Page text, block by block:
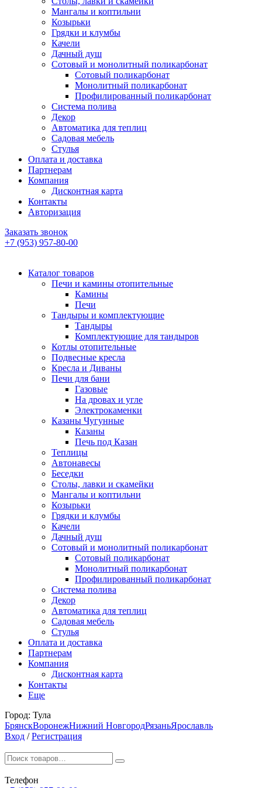
Мангалы и коптильни
Козырьки
Грядки и клумбы
Качели
Дачный душ
Сотовый и монолитный поликарбонат
Сотовый поликарбонат
Монолитный поликарбонат
Профилированный поликарбонат
Система полива
Декор
Автоматика для теплиц
Садовая мебель
Стулья
Оплата и доставка
Партнерам
Компания
Дисконтная карта
Контакты
Авторизация
Заказать звонок
+7 (953) 957-80-00
Каталог товаров
Печи и камины отопительные
Камины
Печи
Тандыры и комплектующие
Тандыры
Комплектующие для тандыров
Котлы отопительные
Подвесные кресла
Кресла и Диваны
Печи для бани
Газовые
На дровах и угле
Электрокаменки
Казаны Чугунные
Казаны
Печь под Казан
Теплицы
Автонавесы
Беседки
Столы, лавки и скамейки
Мангалы и коптильни
Козырьки
Грядки и клумбы
Качели
Дачный душ
Сотовый и монолитный поликарбонат
Сотовый поликарбонат
Монолитный поликарбонат
Профилированный поликарбонат
Система полива
Декор
Автоматика для теплиц
Садовая мебель
Стулья
Оплата и доставка
Партнерам
Компания
Дисконтная карта
Контакты
Еще
Город: Тула
БрянскВоронежНижний НовгородРязаньЯрославль
Вход / Регистрация
Телефон